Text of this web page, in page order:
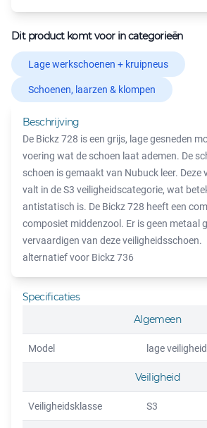
Dit product komt voor in categorieën
Lage werkschoenen + kruipneus
Schoenen, laarzen & klompen
Beschrijving
De Bickz 728 is een grijs, lage gesneden
voering wat de schoen laat ademen. De
schoen is gemaakt van Nubuck leer. Deze
valt in de S3 veiligheidscategorie, wat
antistatisch is. De Bickz 728 heeft een
composiet middenzool. Er is geen metaal
vervaardigen van deze veiligheidsschoen.
alternatief voor Bickz 736
Specificaties
Algemeen
Model lage
Veiligheid
Veiligheidsklasse S3